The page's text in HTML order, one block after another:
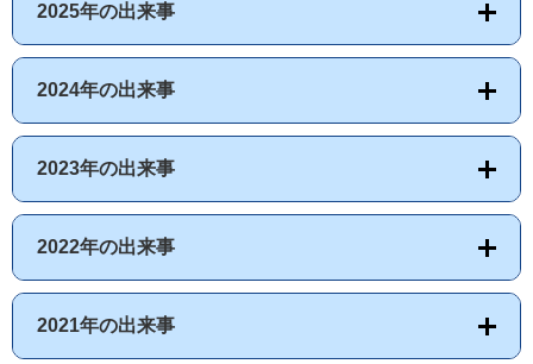
2025年の出来事
2024年の出来事
2023年の出来事
2022年の出来事
2021年の出来事